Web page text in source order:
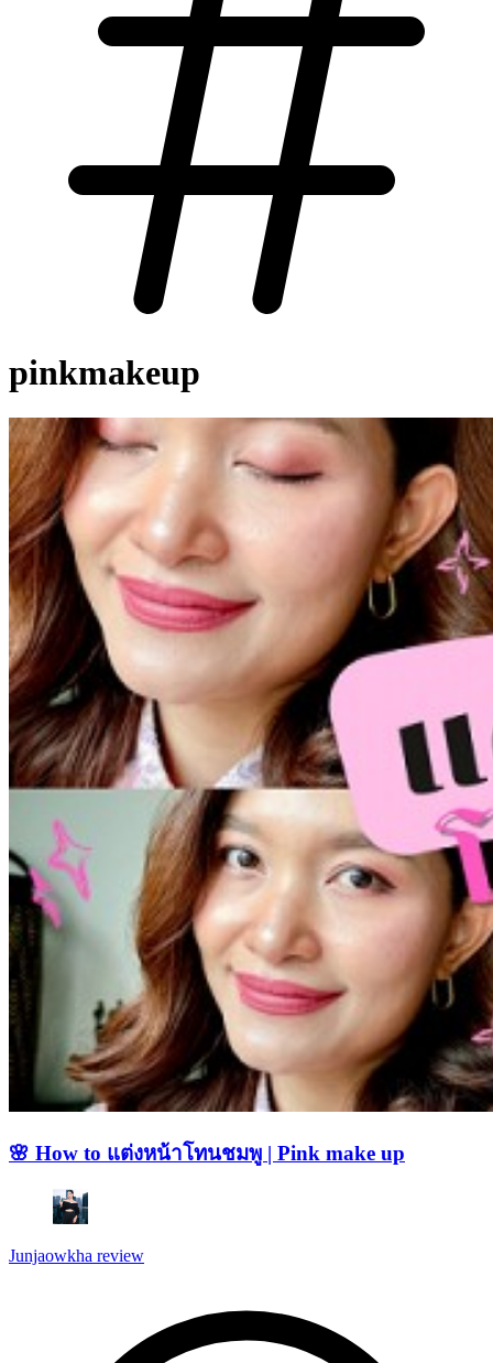
pinkmakeup
🌸 How to แต่งหน้าโทนชมพู | Pink make up
Junjaowkha review